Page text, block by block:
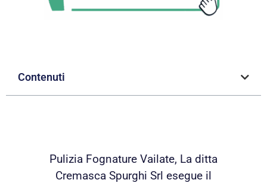
Contenuti
Pulizia Fognature Vailate, La ditta
Cremasca Spurghi Srl esegue il